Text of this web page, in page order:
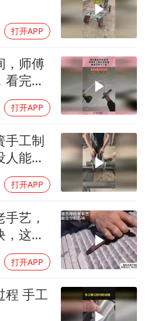
中国蔬菜之乡”最高温达41.8℃
985博士后被曝在妻子孕期出轨后续
如何把百年大党建设得更加坚强有力？
打开APP
，师傅
完又
打开APP
手工制
能做
打开APP
艺，
这技
打开APP
程 手工